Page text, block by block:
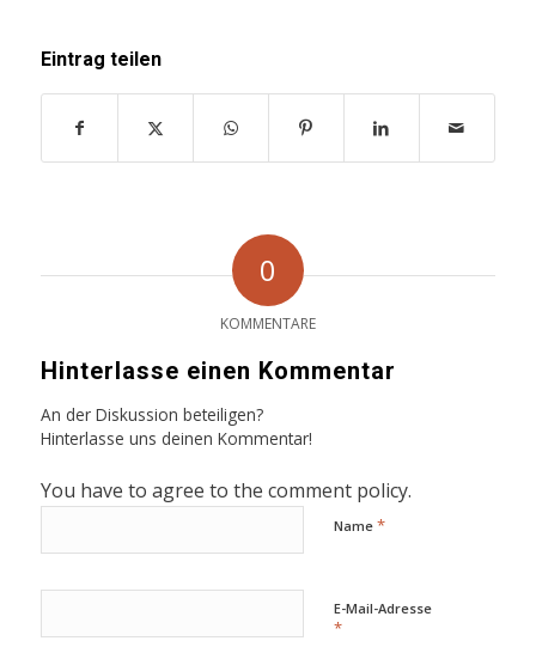
Eintrag teilen
0
KOMMENTARE
Hinterlasse einen Kommentar
An der Diskussion beteiligen?
Hinterlasse uns deinen Kommentar!
You have to agree to the comment policy.
Name *
E-Mail-Adresse
*